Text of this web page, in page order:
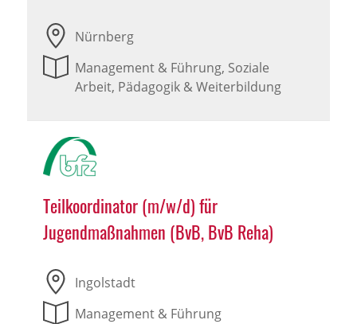
Nürnberg
Management & Führung, Soziale
Arbeit, Pädagogik & Weiterbildung
Teilkoordinator (m/w/d) für
Jugendmaßnahmen (BvB, BvB Reha)
Ingolstadt
Management & Führung